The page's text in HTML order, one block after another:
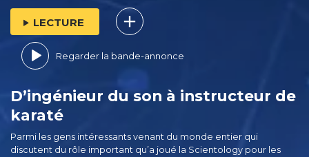
LECTURE
Regarder la bande-annonce
D’ingénieur du son à instructeur de
karaté
Parmi les gens intéressants venant du monde entier qui
discutent du rôle important qu’a joué la Scientology pour les